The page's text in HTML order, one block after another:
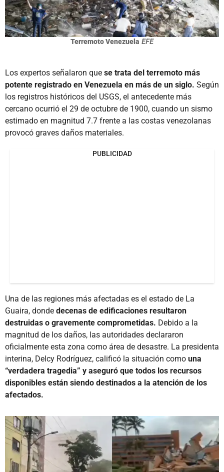
Terremoto Venezuela EFE
Los expertos señalaron que se trata del terremoto más
potente registrado en Venezuela en más de un siglo. Según
los registros históricos del USGS, el antecedente más
cercano ocurrió el 29 de octubre de 1900, cuando un sismo
estimado en magnitud 7.7 frente a las costas venezolanas
provocó graves daños materiales.
PUBLICIDAD
Una de las regiones más afectadas es el estado de La
Guaira, donde decenas de edificaciones resultaron
destruidas o gravemente comprometidas. Debido a la
magnitud de los daños, las autoridades declararon
oficialmente esta zona como área de desastre. La presidenta
interina, Delcy Rodríguez, calificó la situación como una
“verdadera tragedia” y aseguró que todos los recursos
disponibles están siendo destinados a la atención de los
afectados.